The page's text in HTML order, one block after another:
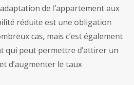
de l’appartement aux
réduite est une obligation
cas, mais c’est également
qui peut permettre d’attirer un
d’augmenter le taux